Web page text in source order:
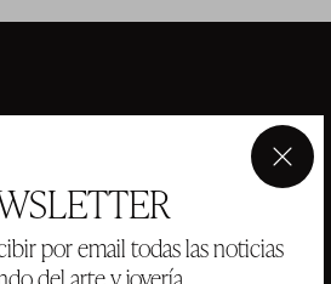
por email todas las noticias
×
ANSORENA